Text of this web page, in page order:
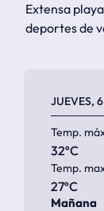
Extensa
deportes de
JUEVES,
Temp.
32ºC
Temp.
27ºC
Mañana